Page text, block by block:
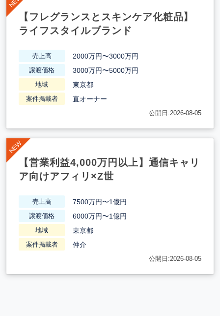
【フレグランスとスキンケア化粧品】
ライフスタイルブランド
売上高 2000万円〜3000万円
譲渡価格 3000万円〜5000万円
地域 東京都
案件掲載者 直オーナー
公開日:2026-08-05
【営業利益4,000万円以上】通信キャリ
ア向けアフィリ×Z世
売上高 7500万円〜1億円
譲渡価格 6000万円〜1億円
地域 東京都
案件掲載者 仲介
公開日:2026-08-05